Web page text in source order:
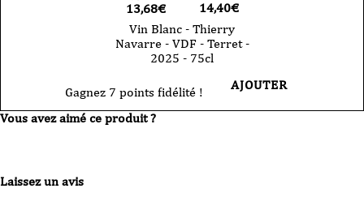
13,68€
14,40€
Vin Blanc - Thierry
Navarre - VDF - Terret -
2025 - 75cl
Gagnez 7 points fidélité ! AJOUTER
Vous avez aimé ce produit ?
Laissez un avis